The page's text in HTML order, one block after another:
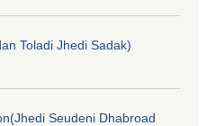
Toladi Jhedi Sadak)
Seudeni Dhabroad